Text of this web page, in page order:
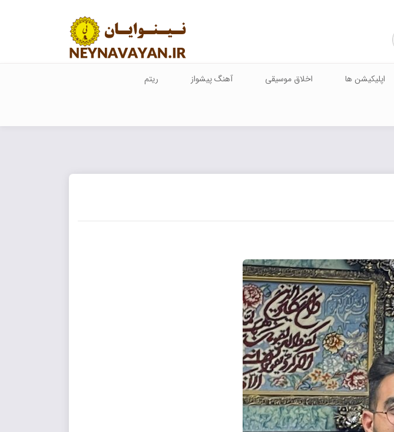
اپلیکیشن ها اخلاق موسیقی آهنگ پیشواز ریتم